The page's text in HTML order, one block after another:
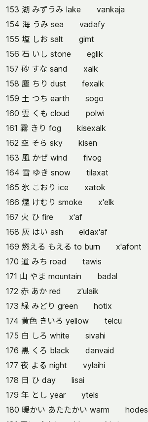
153 湖 みずうみ lake vankaja
154 海 うみ sea vadafy
155 塩 しお salt gimt
156 石 いし stone eglik
157 砂 すな sand xalk
158 塵 ちり dust fexalk
159 土 つち earth sogo
160 雲 くも cloud polwi
161 霧 きり fog kisexalk
162 空 そら sky kisen
163 風 かぜ wind fivog
164 雪 ゆき snow tilaxat
165 氷 こおり ice xatok
166 煙 けむり smoke x'elk
167 火 ひ fire x'af
168 灰 はい ash eldax'af
169 燃える もえる to burn x'afont
170 道 みち road tawis
171 山 やま mountain badal
172 赤 あか red z'ulaik
173 緑 みどり green hotix
174 黄色 きいろ yellow telcu
175 白 しろ white sivahi
176 黒 くろ black danvaid
177 夜 よる night vylaihi
178 日 ひ day lisai
179 年 とし year ytels
180 暖かい あたたかい warm hodes